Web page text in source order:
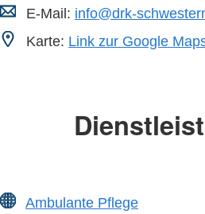
E-Mail: info@drk-
Karte: Link zur Google
Ambulante Pflege